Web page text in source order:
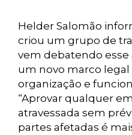
Helder Salomão
criou um grupo de
vem debatendo
um novo marco
organização e
“Aprovar qualquer
atravessada sem
partes afetadas é